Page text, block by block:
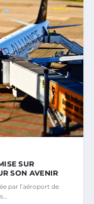
SUR
SON AVENIR
par l’aéroport de